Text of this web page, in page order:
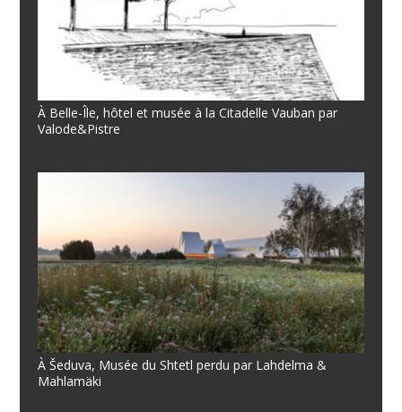
À Belle-Île, hôtel et musée à la Citadelle Vauban par
Valode&Pistre
À Šeduva, Musée du Shtetl perdu par Lahdelma &
Mahlamäki